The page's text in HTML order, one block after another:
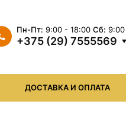
Пн-Пт: 9:00 - 18:00 Сб:
+375 (29) 7555569
+375 (17) XXX
ДОСТАВКА И ОПЛАТА